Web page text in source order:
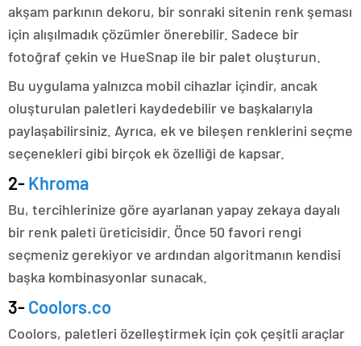
akşam parkının dekoru, bir sonraki sitenin renk şeması
için alışılmadık çözümler önerebilir. Sadece bir
fotoğraf çekin ve HueSnap ile bir palet oluşturun.
Bu uygulama yalnızca mobil cihazlar içindir, ancak
oluşturulan paletleri kaydedebilir ve başkalarıyla
paylaşabilirsiniz. Ayrıca, ek ve bileşen renklerini seçme
seçenekleri gibi birçok ek özelliği de kapsar.
2-Khroma
Bu, tercihlerinize göre ayarlanan yapay zekaya dayalı
bir renk paleti üreticisidir. Önce 50 favori rengi
seçmeniz gerekiyor ve ardından algoritmanın kendisi
başka kombinasyonlar sunacak.
3-Coolors.co
Coolors, paletleri özelleştirmek için çok çeşitli araçlar